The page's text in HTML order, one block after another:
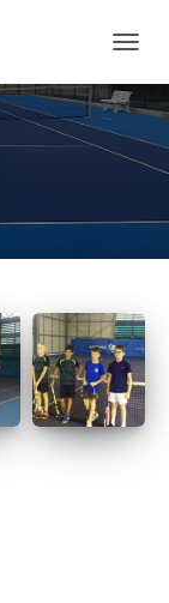
É
P
I
L
N
V
I
G
A
T
I
O